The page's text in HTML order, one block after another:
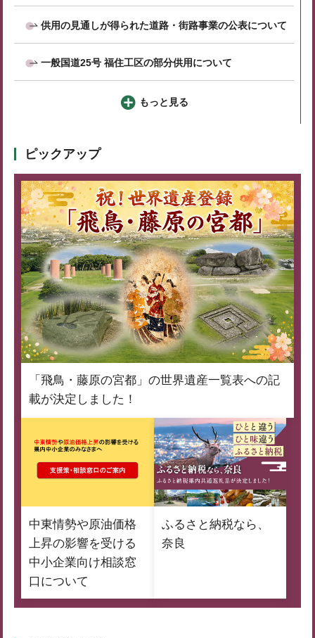
供用の見通しが得られた道路・街路事業の公表について
一般国道25号 福住工区の部分供用について
もっと見る
ピックアップ
「飛鳥・藤原の宮都」の世界遺産一覧表への記
載が決定しました！
中東情勢や原油価格
上昇の影響を受ける
中小企業向け相談窓
口について
ふるさと納税なら、
奈良